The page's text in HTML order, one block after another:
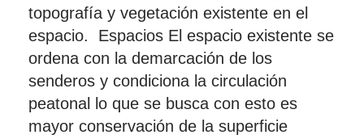
topografía y vegetación existente en el
espacio. Espacios El espacio existente se
ordena con la demarcación de los
senderos y condiciona la circulación
peatonal lo que se busca con esto es
mayor conservación de la superficie